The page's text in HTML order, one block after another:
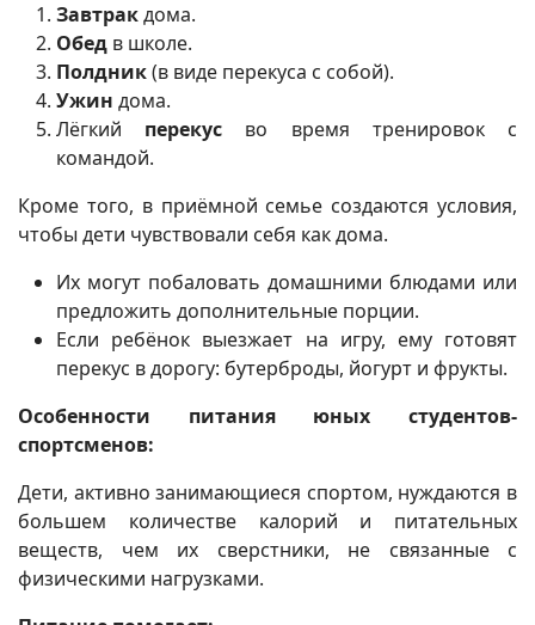
Завтракдома.
Обед в школе.
Полдник(в виде перекуса с собой).
Ужин дома.
Лёгкий перекус во время тренировок с
командой.
Кроме того, в приёмной семье создаются условия,
чтобы дети чувствовали себя как дома.
Их могут побаловать домашними блюдами или
предложить дополнительные порции.
Если ребёнок выезжает на игру, ему готовят
перекус в дорогу: бутерброды, йогурт и фрукты.
Особенности питания юных студентов-
спортсменов:
Дети, активно занимающиеся спортом, нуждаются в
большем количестве калорий и питательных
веществ, чем их сверстники, не связанные с
физическими нагрузками.